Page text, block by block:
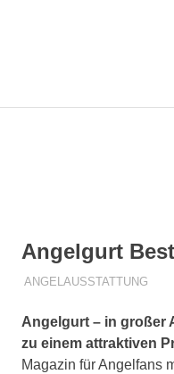
Angelgurt
1. MÄRZ 2019
R T
ANGELAUSSTATTUNG
Angelgurt – in großer
zu einem attraktiven
Magazin für Angelfans